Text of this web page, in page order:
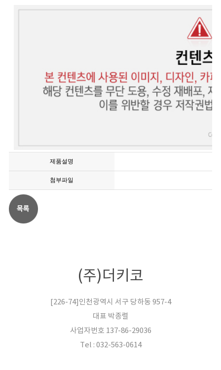
제품설명
첨부파일
(주)더키코
[226-74]인천광역시 서구 당하동 957-4
대표 박종렬
사업자번호 137-86-29036
Tel : 032-563-0614